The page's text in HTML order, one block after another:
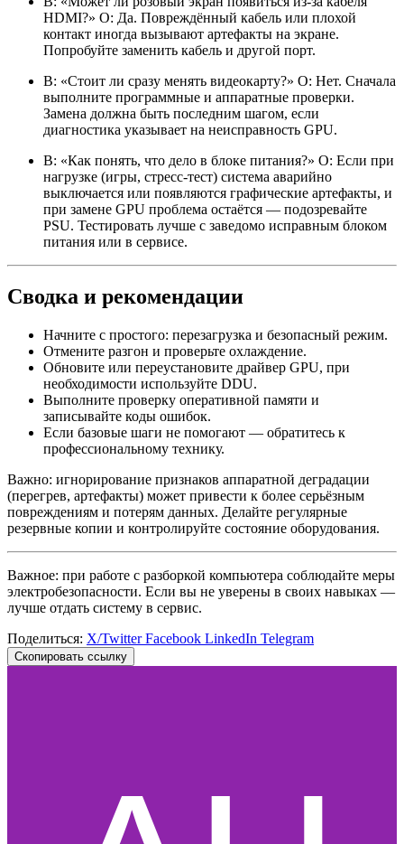
HDMI?» О: Да. Повреждённый кабель или плохой
контакт иногда вызывают артефакты на экране.
Попробуйте заменить кабель и другой порт.
В: «Стоит ли сразу менять видеокарту?» О: Нет. Сначала
выполните программные и аппаратные проверки.
Замена должна быть последним шагом, если
диагностика указывает на неисправность GPU.
В: «Как понять, что дело в блоке питания?» О: Если при
нагрузке (игры, стресс-тест) система аварийно
выключается или появляются графические артефакты, и
при замене GPU проблема остаётся — подозревайте
PSU. Тестировать лучше с заведомо исправным блоком
питания или в сервисе.
Сводка и рекомендации
Начните с простого: перезагрузка и безопасный режим.
Отмените разгон и проверьте охлаждение.
Обновите или переустановите драйвер GPU, при
необходимости используйте DDU.
Выполните проверку оперативной памяти и
записывайте коды ошибок.
Если базовые шаги не помогают — обратитесь к
профессиональному технику.
Важно: игнорирование признаков аппаратной деградации
(перегрев, артефакты) может привести к более серьёзным
повреждениям и потерям данных. Делайте регулярные
резервные копии и контролируйте состояние оборудования.
Важное: при работе с разборкой компьютера соблюдайте меры
электробезопасности. Если вы не уверены в своих навыках —
лучше отдать систему в сервис.
Поделиться: X/TwitterFacebook LinkedIn Telegram
Скопировать ссылку